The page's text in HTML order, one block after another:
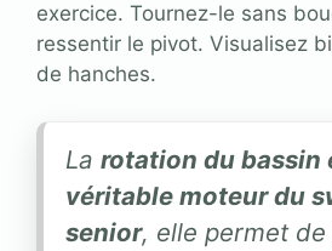
exercice. Tournez-le sans
ressentir le pivot. Visualisez
de hanches.
La rotation du bassin
véritable moteur du
senior, elle permet